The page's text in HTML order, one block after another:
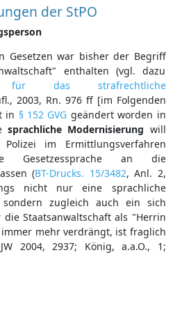
der StPO
Gesetzen war bisher der Begriff
enthalten (vgl. dazu
für das strafrechtliche
2003, Rn. 976 ff [im Folgenden
in § 152 GVG geändert worden in
sprachliche Modernisierung will
im Ermittlungsverfahren
Gesetzessprache an die
(BT-Drucks. 15/3482, Anl. 2,
nicht nur eine sprachliche
zugleich auch ein sich
Staatsanwaltschaft als "Herrin
mehr verdrängt, ist fraglich
2004, 2937; König, a.a.O., 1;